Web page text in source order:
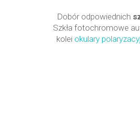
Dobór odpowiednich
Szkła fotochromowe
kolei okulary